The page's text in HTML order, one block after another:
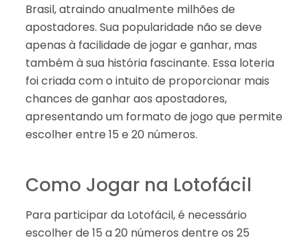
Brasil, atraindo anualmente milhões de
apostadores. Sua popularidade não se deve
apenas à facilidade de jogar e ganhar, mas
também à sua história fascinante. Essa loteria
foi criada com o intuito de proporcionar mais
chances de ganhar aos apostadores,
apresentando um formato de jogo que permite
escolher entre 15 e 20 números.
Como Jogar na Lotofácil
Para participar da Lotofácil, é necessário
escolher de 15 a 20 números dentre os 25